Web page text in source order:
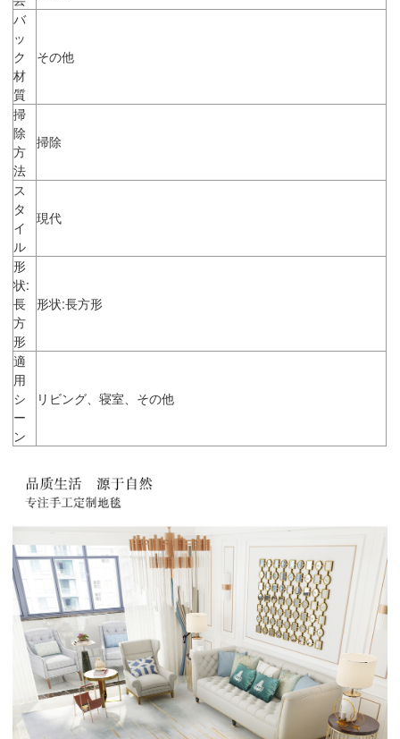
バ
ッ
ク
材
質
その他
掃
除
方
法
掃除
ス
タ
イ
ル
現代
形
状:
長
方
形
形状:長方形
適
用
シ
ー
ン
リビング、寝室、その他